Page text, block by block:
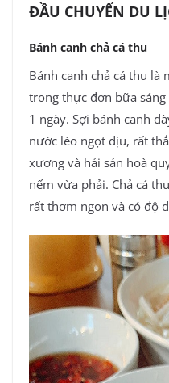
ĐẦU CHUYẾN DU
Bánh canh chả cá thu
Bánh canh chả cá thu là
trong thực đơn bữa sáng
1 ngày. Sợi bánh canh
nước lèo ngọt dịu, rất
xương và hải sản hoà
nếm vừa phải. Chả cá
rất thơm ngon và có độ